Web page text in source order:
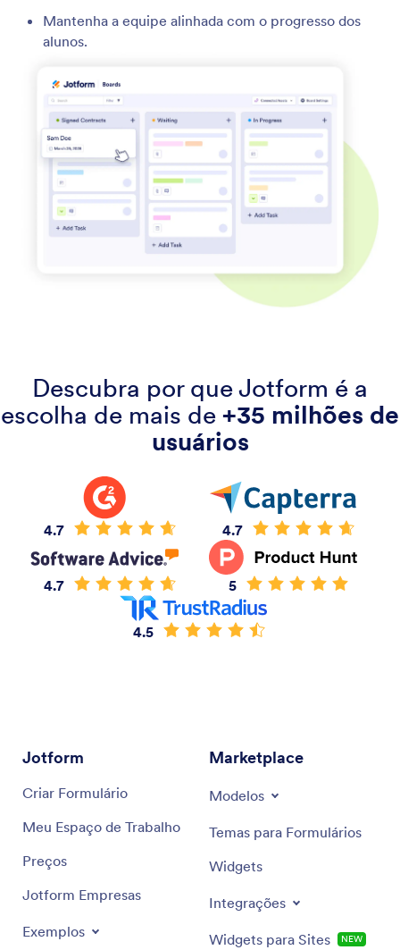
Mantenha a equipe alinhada com o progresso dos
alunos.
Descubra por que Jotform é a
escolha de mais de+35 milhões de
usuários
4.7 4.7
4.7 5
4.5
Jotform
Criar Formulário
Meu Espaço de Trabalho
Preços
Jotform Empresas
Exemplos
Marketplace
Modelos
Temas para Formulários
Widgets
Integrações
Widgets para Sites NEW